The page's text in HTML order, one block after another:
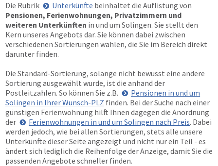
Die Rubrik
Unterkünfte beinhaltet die Auflistung von
Pensionen, Ferienwohnungen, Privatzimmern und
weiteren Unterkünften in und um Solingen. Sie stellt den
Kern unseres Angebots dar. Sie können dabei zwischen
verschiedenen Sortierungen wählen, die Sie im Bereich direkt
darunter finden.
Die Standard-Sortierung, solange nicht bewusst eine andere
Sortierung ausgewählt wurde, ist die anhand der
Postleitzahlen. So können Sie z.B.
Pensionen in und um
Solingen in Ihrer Wunsch-PLZ finden. Bei der Suche nach einer
günstigen Ferienwohnung hilft Ihnen dagegen die Anordnung
der
Ferienwohnungen in und um Solingen nach Preis. Dabei
werden jedoch, wie bei allen Sortierungen, stets alle unsere
Unterkünfte dieser Seite angezeigt und nicht nur ein Teil - es
ändert sich lediglich die Reihenfolge der Anzeige, damit Sie die
passenden Angebote schneller finden.